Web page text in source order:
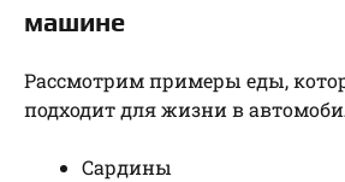
машине
Рассмотрим примеры еды,
подходит для жизни в
Сардины